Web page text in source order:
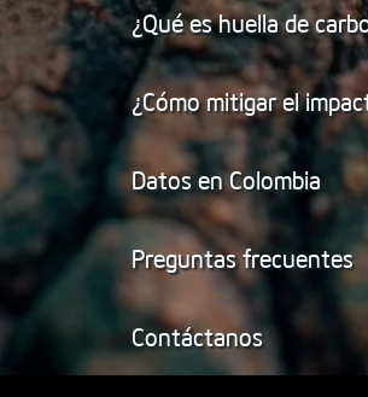
¿Qué es huella de
¿Cómo mitigar el
Datos en Colombia
Preguntas frecuentes
Contáctanos